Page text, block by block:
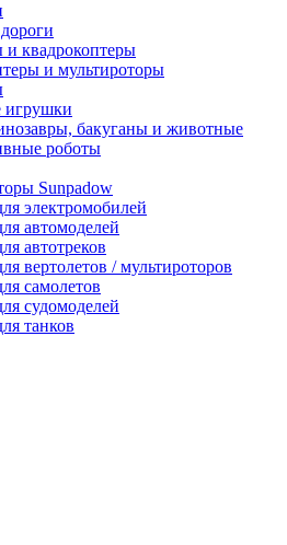
и квадрокоптеры
и мультироторы
бакуганы и животные
роботы
Sunpadow
электромобилей
автомоделей
автотреков
вертолетов / мультироторов
самолетов
судомоделей
танков